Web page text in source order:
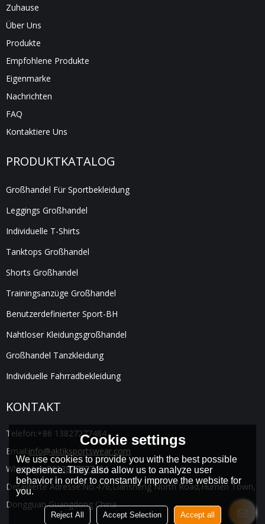
Zuhause
Über Uns
Produkte
Empfohlene Produkte
Eigenmarke
Nachrichten
FAQ
Kontaktiere Uns
PRODUKTKATALOG
Großhandel Für Sportbekleidung
Leggings Großhandel
Individuelle T-Shirts
Tanktops Großhandel
Shorts Großhandel
Trainingsanzüge Großhandel
Benutzerdefinierter Sport-BH
Nahtloser Kleidungsgroßhandel
Großhandel Tanzkleidung
Individuelle Fahrradbekleidung
KONTAKT
Telefon:+86 13827277484
Email:info@aktiksportswear.com
WhatsApp:8613827277484
Detaillierte Adresse:No.476,Liansheng North Road,Humen Town,
Dongguan,Guangdong China
Cookie settings
We use cookies to provide you with the best possible
experience. They also allow us to analyze user
behavior in order to constantly improve the website for
you.
Reject All Accept Selection Accept all